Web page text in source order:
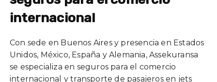
internacional
Con sede en Buenos Aires y presencia en Estados
Unidos, México, España y Alemania, Assekuransa
se especializa en seguros para el comercio
internacional y transporte de pasajeros en jets